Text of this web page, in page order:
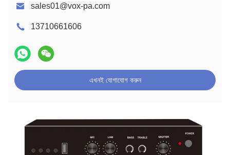
sales01@vox-pa.com
13710661606
এখনই যোগাযোগ করুন